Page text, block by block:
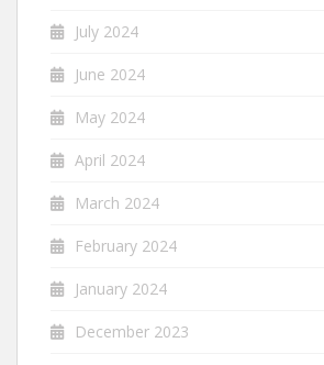
July 2024
June 2024
May 2024
April 2024
March 2024
February 2024
January 2024
December 2023